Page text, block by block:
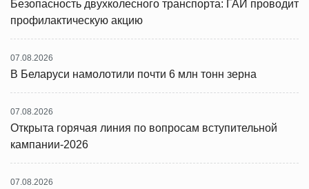
Безопасность двухколесного транспорта: ГАИ проводит
профилактическую акцию
07.08.2026
В Беларуси намолотили почти 6 млн тонн зерна
07.08.2026
Открыта горячая линия по вопросам вступительной
кампании-2026
07.08.2026